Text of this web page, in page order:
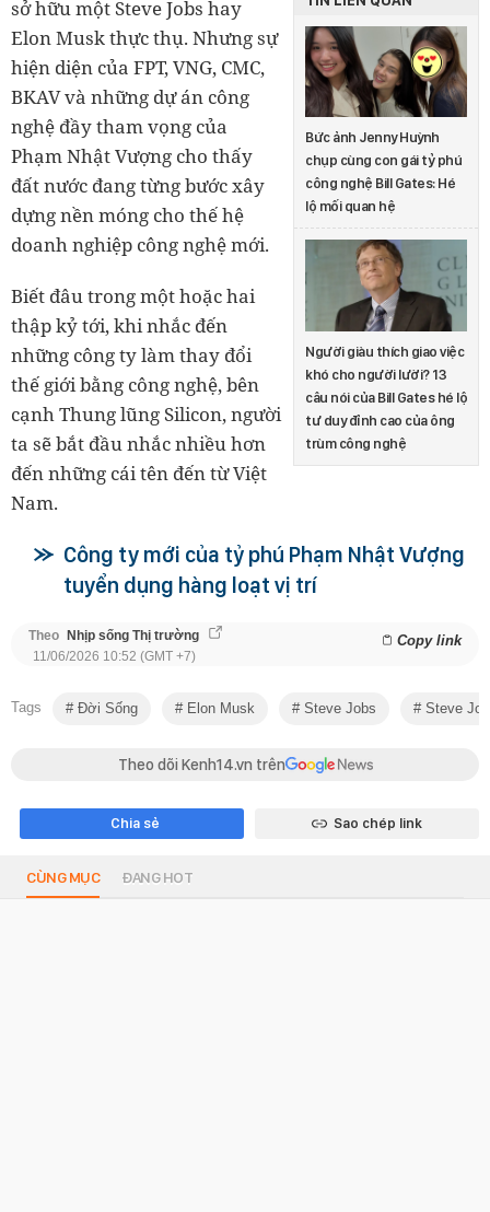
Bức ảnh Jenny Huỳnh
chụp cùng con gái tỷ phú
công nghệ Bill Gates: Hé
lộ mối quan hệ
Người giàu thích giao việc
khó cho người lười? 13
câu nói của Bill Gates hé lộ
tư duy đỉnh cao của ông
trùm công nghệ
sở hữu một Steve Jobs hay
Elon Musk thực thụ. Nhưng sự
hiện diện của FPT, VNG, CMC,
BKAV và những dự án công
nghệ đầy tham vọng của
Phạm Nhật Vượng cho thấy
đất nước đang từng bước xây
dựng nền móng cho thế hệ
doanh nghiệp công nghệ mới.
Biết đâu trong một hoặc hai
thập kỷ tới, khi nhắc đến
những công ty làm thay đổi
thế giới bằng công nghệ, bên
cạnh Thung lũng Silicon, người
ta sẽ bắt đầu nhắc nhiều hơn
đến những cái tên đến từ Việt
Nam.
Công ty mới của tỷ phú Phạm Nhật Vượng
tuyển dụng hàng loạt vị trí
Theo Nhịp sống Thị trường Copy link
11/06/2026 10:52 (GMT +7)
Tags Đời Sống Elon Musk Steve Jobs Steve
Theo dõi Kenh14.vn trên
Chia sẻ Sao chép link
CÙNG MỤC ĐANG HOT